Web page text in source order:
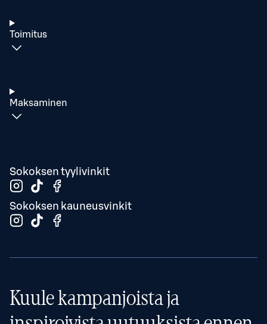
Toimitus
Maksaminen
Sokoksen tyylivinkit
Sokoksen kauneusvinkit
Kuule kampanjoista ja